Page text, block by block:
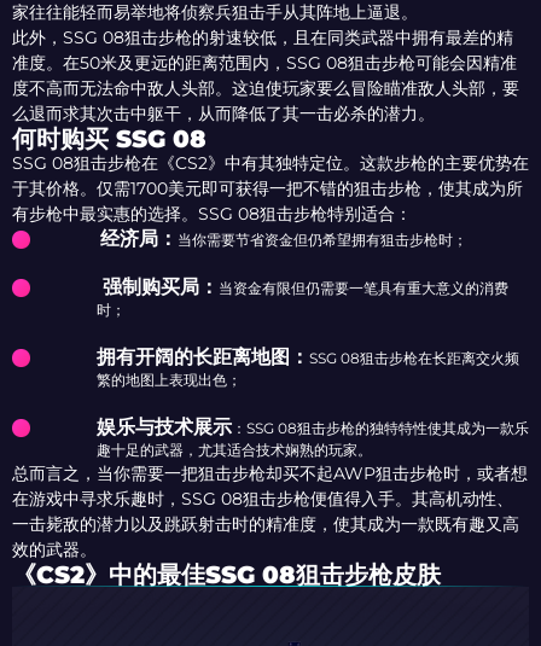
家往往能轻而易举地将侦察兵狙击手从其阵地上逼退。
此外，SSG 08狙击步枪的射速较低，且在同类武器中拥有最差的精
准度。在50米及更远的距离范围内，SSG 08狙击步枪可能会因精准
度不高而无法命中敌人头部。这迫使玩家要么冒险瞄准敌人头部，要
么退而求其次击中躯干，从而降低了其一击必杀的潜力。
何时购买 SSG 08
SSG 08狙击步枪在《CS2》中有其独特定位。这款步枪的主要优势在
于其价格。仅需1700美元即可获得一把不错的狙击步枪，使其成为所
有步枪中最实惠的选择。SSG 08狙击步枪特别适合：
经济局： 当你需要节省资金但仍希望拥有狙击步枪时；
强制购买局： 当资金有限但仍需要一笔具有重大意义的消费
时；
拥有开阔的长距离地图： SSG 08狙击步枪在长距离交火频
繁的地图上表现出色；
娱乐与技术展示 ：SSG 08狙击步枪的独特特性使其成为一款乐
趣十足的武器，尤其适合技术娴熟的玩家。
总而言之，当你需要一把狙击步枪却买不起AWP狙击步枪时，或者想
在游戏中寻求乐趣时，SSG 08狙击步枪便值得入手。其高机动性、
一击毙敌的潜力以及跳跃射击时的精准度，使其成为一款既有趣又高
效的武器。
《CS2》中的最佳SSG 08狙击步枪皮肤